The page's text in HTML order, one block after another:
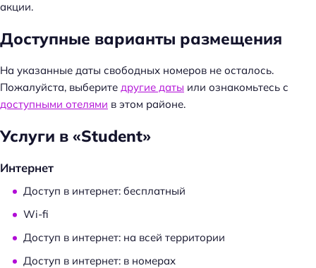
акции.
Доступные варианты размещения
На указанные даты свободных номеров не осталось.
Пожалуйста, выберите другие даты или ознакомьтесь с
доступными отелями в этом районе.
Услуги в «Student»
Интернет
Доступ в интернет: бесплатный
Wi-fi
Доступ в интернет: на всей территории
Доступ в интернет: в номерах